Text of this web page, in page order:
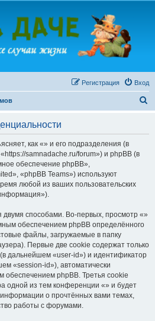
Вход
Регистрация
как «» и его подразделения (в
samnadache.ru/forum») и phpBB (в
обеспечение phpBB»,
«phpBB Teams») используют
любой из ваших пользовательских
способами. Во-первых, просмотр «»
обеспечением phpBB определённого
файлы, загружаемые в папку
Первые две cookie содержат только
дальнейшем «user-id») и идентификатор
«session-id»), автоматически
phpBB. Третья cookie
одной из тем конференции «» и будет
о прочтённых вами темах,
работы с форумами.